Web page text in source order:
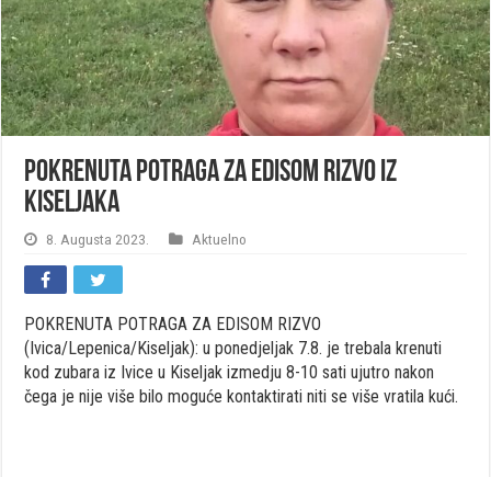
Pokrenuta potraga za Edisom Rizvo iz
Kiseljaka
8. Augusta 2023. Aktuelno
POKRENUTA POTRAGA ZA EDISOM RIZVO
(Ivica/Lepenica/Kiseljak): u ponedjeljak 7.8. je trebala krenuti
kod zubara iz Ivice u Kiseljak izmedju 8-10 sati ujutro nakon
čega je nije više bilo moguće kontaktirati niti se više vratila kući.